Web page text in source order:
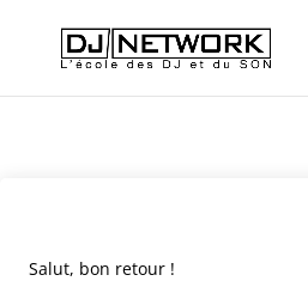
Salut, bon retour !